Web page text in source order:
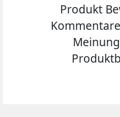
Produkt